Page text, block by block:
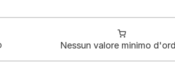
Nessun valore minimo